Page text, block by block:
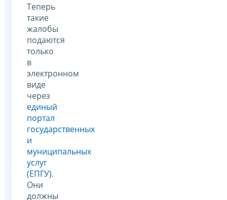
Теперь
такие
жалобы
подаются
только
в
электронном
виде
через
единый
портал
государственных
и
муниципальных
услуг
(ЕПГУ).
Они
должны